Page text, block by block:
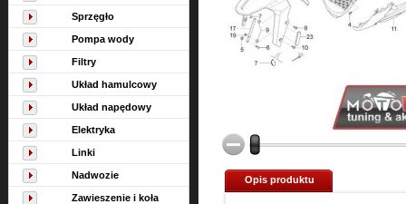
Sprzęgło
Pompa wody
Filtry
Układ hamulcowy
Układ napędowy
Elektryka
Linki
Nadwozie
Zawieszenie i koła
Opis produktu